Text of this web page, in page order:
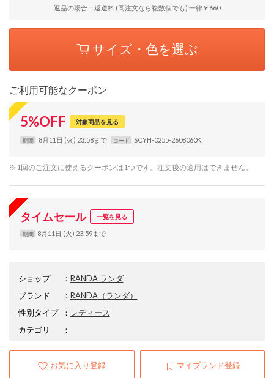
返品の場合：返送料 (同注文なら複数個でも) 一律￥660
サイズ・色を選ぶ
ご利用可能なクーポン
5%OFF 対象商品を見る
期間 8月11日 (火) 23:58まで コード SCYH-0255-2608060K
※1回のご注文に使えるクーポンは1つです。注文後の適用はできません。
タイムセール 一覧を見る
期間 8月11日 (火) 23:59まで
ショップ ： RANDA ランダ
ブランド
： RANDA（ランダ）
性別タイプ
： レディース
カテゴリ
：
お気に入り登録 マイブランド登録